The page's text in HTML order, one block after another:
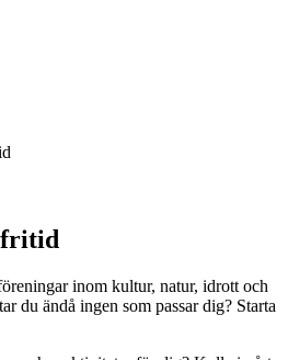
fritid
inom kultur, natur, idrott och
du ändå ingen som passar dig? Starta